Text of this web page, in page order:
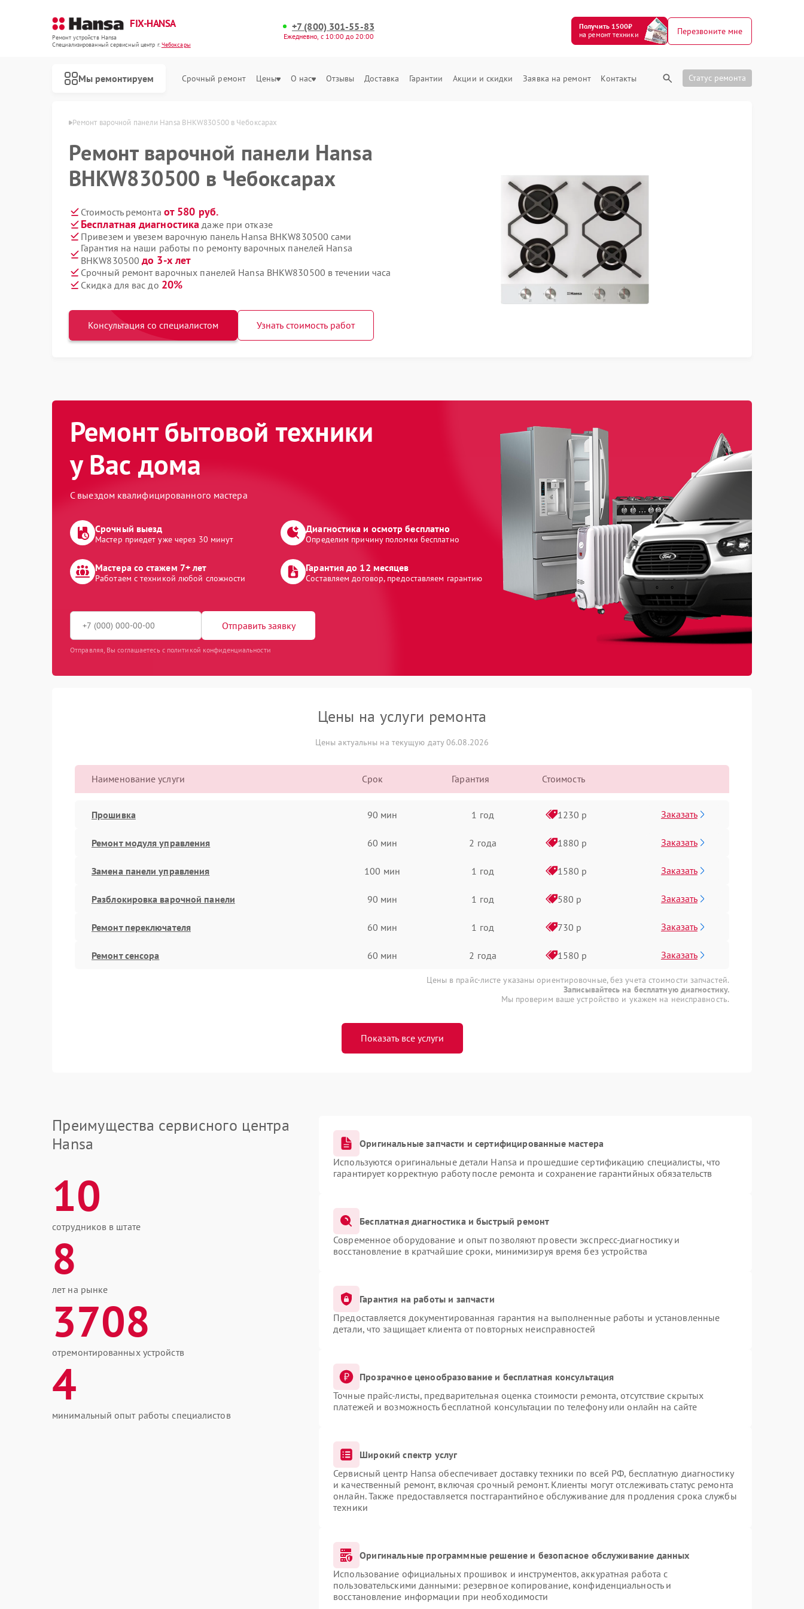
FIX-HANSA
Ремонт устройств Hansa
Специализированный cервисный центр г.Чебоксары
+7 (800) 301-55-83
Ежедневно, с 10:00 до 20:00
Получить 1500₽
на ремонт техники
Перезвоните мне
Мы ремонтируем Срочный ремонт Цены О нас Отзывы Доставка Гарантии Акции и скидки Заявка на ремонт Контакты Статус ремонта
Ремонт варочной панели Hansa BHKW830500 в Чебоксарах
Ремонт варочной панели Hansa
BHKW830500 в Чебоксарах
Стоимость ремонта от 580 руб.
Бесплатная диагностика даже при отказе
Привезем и увезем варочную панель Hansa BHKW830500 сами
Гарантия на наши работы по ремонту варочных панелей Hansa
BHKW830500до 3-х лет
Срочный ремонт варочных панелей Hansa BHKW830500 в течении часа
Скидка для вас до 20%
Консультация со специалистом Узнать стоимость работ
Ремонт бытовой техники
у Вас дома
С выездом квалифицированного мастера
Срочный выезд
Мастер приедет уже через 30 минут
Диагностика и осмотр бесплатно
Определим причину поломки бесплатно
Мастера со стажем 7+ лет
Работаем с техникой любой сложности
Гарантия до 12 месяцев
Составляем договор, предоставляем гарантию
Отправить заявку
Отправляя, Вы соглашаетесь с политикой конфиденциальности
Цены на услуги ремонта
Цены актуальны на текущую дату 06.08.2026
Наименование услуги Срок Гарантия Стоимость
Прошивка 90 мин 1 год 1230 р Заказать
Ремонт модуля управления 60 мин 2 года 1880 р Заказать
Замена панели управления 100 мин 1 год 1580 р Заказать
Разблокировка варочной панели 90 мин 1 год 580 р Заказать
Ремонт переключателя 60 мин 1 год 730 р Заказать
Ремонт сенсора 60 мин 2 года 1580 р Заказать
Цены в прайс-листе указаны ориентировочные, без учета стоимости запчастей.
Записывайтесь на бесплатную диагностику.
Мы проверим ваше устройство и укажем на неисправность.
Показать все услуги
Преимущества сервисного центра
Hansa
10
сотрудников в штате
8
лет на рынке
3708
отремонтированных устройств
4
минимальный опыт работы специалистов
Оригинальные запчасти и сертифицированные мастера
Используются оригинальные детали Hansa и прошедшие сертификацию специалисты, что
гарантирует корректную работу после ремонта и сохранение гарантийных обязательств
Бесплатная диагностика и быстрый ремонт
Современное оборудование и опыт позволяют провести экспресс-диагностику и
восстановление в кратчайшие сроки, минимизируя время без устройства
Гарантия на работы и запчасти
Предоставляется документированная гарантия на выполненные работы и установленные
детали, что защищает клиента от повторных неисправностей
Прозрачное ценообразование и бесплатная консультация
Точные прайс-листы, предварительная оценка стоимости ремонта, отсутствие скрытых
платежей и возможность бесплатной консультации по телефону или онлайн на сайте
Широкий спектр услуг
Сервисный центр Hansa обеспечивает доставку техники по всей РФ, бесплатную диагностику
и качественный ремонт, включая срочный ремонт. Клиенты могут отслеживать статус ремонта
онлайн. Также предоставляется постгарантийное обслуживание для продления срока службы
техники
Оригинальные программные решение и безопасное обслуживание данных
Использование официальных прошивок и инструментов, аккуратная работа с
пользовательскими данными: резервное копирование, конфиденциальность и
восстановление информации при необходимости